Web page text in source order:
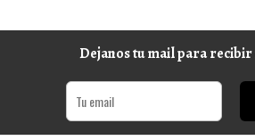
Dejanos tu mail para recibir